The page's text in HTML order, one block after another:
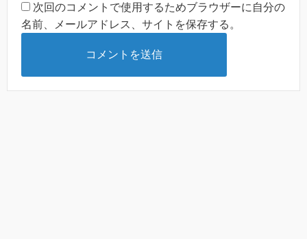
次回のコメントで使用するためブラウザーに自分の
名前、メールアドレス、サイトを保存する。